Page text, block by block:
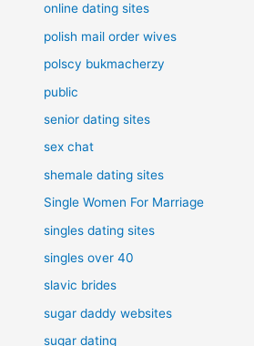
online dating sites
polish mail order wives
polscy bukmacherzy
public
senior dating sites
sex chat
shemale dating sites
Single Women For Marriage
singles dating sites
singles over 40
slavic brides
sugar daddy websites
sugar dating